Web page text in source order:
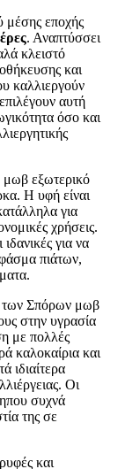
μέσης εποχής
. Αναπτύσσει
κλειστό
και
καλλιεργούν
αυτή
όσο και
μωβ εξωτερικό
Η υφή είναι
για
χρήσεις.
για να
πιάτων,
των Σπόρων μωβ
στην υγρασία
με πολλές
καλοκαίρια και
ιδιαίτερα
Οι
συχνά
της σε
και